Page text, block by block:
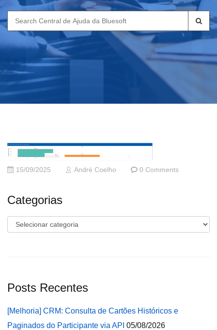
Search
for:
15/09/2025 André Coelho 0 Comments
Categorias
Categorias
Posts Recentes
[Melhoria] CRM: Consulta de Cartões Históricos e
Paginados do Participante via API 05/08/2026